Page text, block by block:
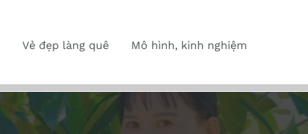
Vẻ đẹp làng quê Mô hình, kinh nghiệm